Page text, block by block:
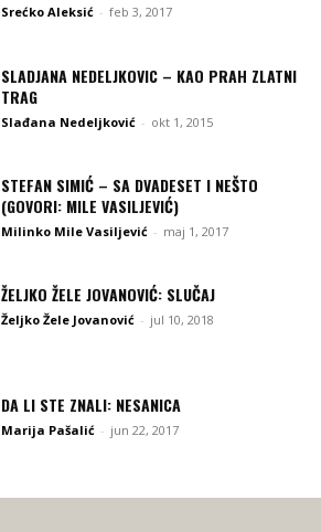
Srećko Aleksić - feb 3, 2017
SLADJANA NEDELJKOVIC – KAO PRAH ZLATNI
TRAG
Slađana Nedeljković - okt 1, 2015
STEFAN SIMIĆ – SA DVADESET I NEŠTO
(GOVORI: MILE VASILJEVIĆ)
Milinko Mile Vasiljević - maj 1, 2017
ŽELJKO ŽELE JOVANOVIĆ: SLUČAJ
Željko Žele Jovanović - jul 10, 2018
DA LI STE ZNALI: NESANICA
Marija Pašalić - jun 22, 2017